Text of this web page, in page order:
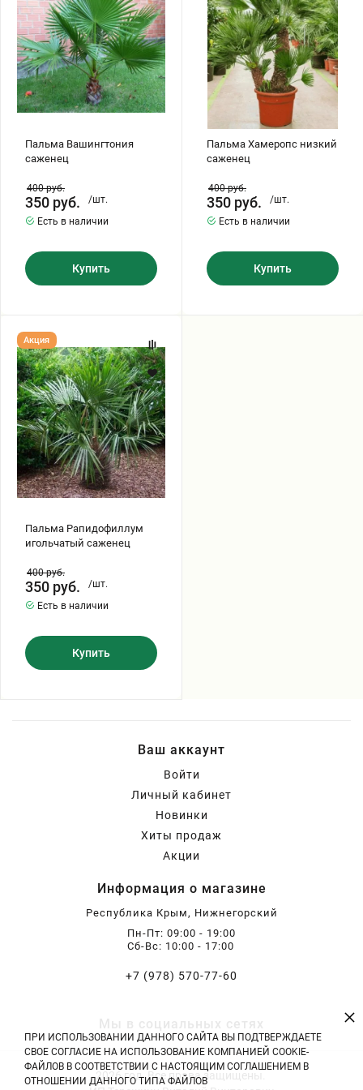
Шарафуга
Бирючина
Плющ
ПАМПАСНАЯ ТРАВА
Кизильник саженец
Экзотические растения
Декоративные саженцы
Клематис
Хризантемы саженцы
Зелень и пряные травы
Пальма Вашингтония
саженец
400руб.
350 руб.
/шт.
Есть в наличии
Купить
Пальма Хамеропс низкий
саженец
400руб.
350 руб.
/шт.
Есть в наличии
Купить
Пальма
Рапидофиллум
игольчатый
саженец
Пальма Рапидофиллум
игольчатый саженец
Акция
400руб.
350 руб.
/шт.
Есть в наличии
Купить
Ваш аккаунт
Войти
Личный кабинет
Новинки
Хиты продаж
Акции
Информация о магазине
Республика Крым, Нижнегорский
Пн-Пт: 09:00 - 19:00
Сб-Вс: 10:00 - 17:00
+7 (978) 570-77-60
2026 год. Все права защищены.
ПРИ ИСПОЛЬЗОВАНИИ ДАННОГО САЙТА ВЫ ПОДТВЕРЖДАЕТЕ
СВОЕ СОГЛАСИЕ НА ИСПОЛЬЗОВАНИЕ КОМПАНИЕЙ COOKIE-
ФАЙЛОВ В СООТВЕТСТВИИ С НАСТОЯЩИМ СОГЛАШЕНИЕМ В
ОТНОШЕНИИ ДАННОГО ТИПА ФАЙЛОВ
×